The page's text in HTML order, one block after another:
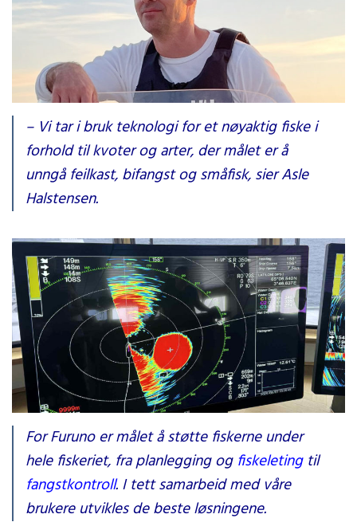
– Vi tar i bruk teknologi for et nøyaktig fiske i
forhold til kvoter og arter, der målet er å
unngå feilkast, bifangst og småfisk, sier Asle
Halstensen.
For Furuno er målet å støtte fiskerne under
hele fiskeriet, fra planlegging og fiskeletingtil
fangstkontroll. I tett samarbeid med våre
brukere utvikles de beste løsningene.